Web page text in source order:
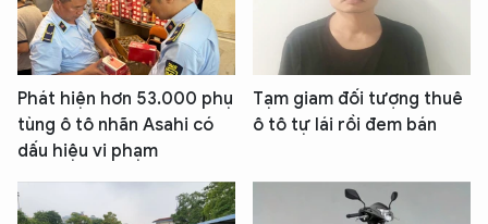
Phát hiện hơn 53.000 phụ
tùng ô tô nhãn Asahi có
dấu hiệu vi phạm
Tạm giam đối tượng thuê
ô tô tự lái rồi đem bán